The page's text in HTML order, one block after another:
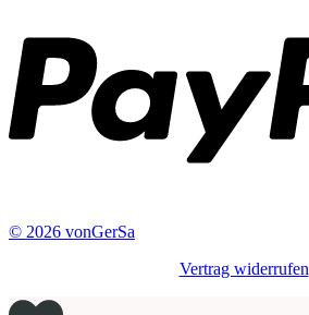
© 2026 vonGerSa
Vertrag widerrufen